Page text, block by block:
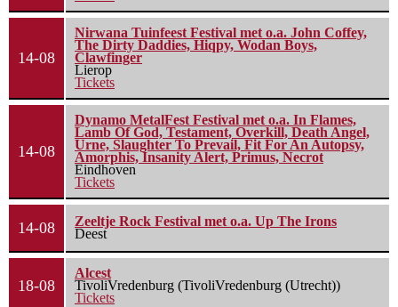
14-08
Nirwana Tuinfeest Festival met o.a. John Coffey,
The Dirty Daddies, Hiqpy, Wodan Boys,
Clawfinger
Lierop
Tickets
14-08
Dynamo MetalFest Festival met o.a. In Flames,
Lamb Of God, Testament, Overkill, Death Angel,
Urne, Slaughter To Prevail, Fit For An Autopsy,
Amorphis, Insanity Alert, Primus, Necrot
Eindhoven
Tickets
14-08
Zeeltje Rock Festival met o.a. Up The Irons
Deest
18-08
Alcest
TivoliVredenburg (TivoliVredenburg (Utrecht))
Tickets